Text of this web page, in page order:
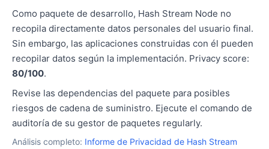
Como paquete de desarrollo, Hash Stream Node no
recopila directamente datos personales del usuario final.
Sin embargo, las aplicaciones construidas con él pueden
recopilar datos según la implementación. Privacy score:
80/100.
Revise las dependencias del paquete para posibles
riesgos de cadena de suministro. Ejecute el comando de
auditoría de su gestor de paquetes regularly.
Análisis completo: Informe de Privacidad de Hash Stream